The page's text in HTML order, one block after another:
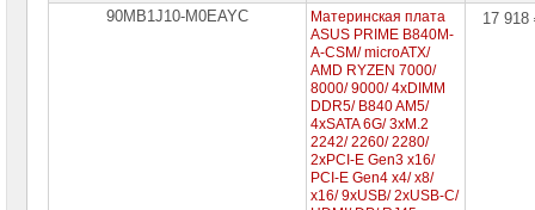
90MB1J10-M0EAYC
Материнская плата
ASUS PRIME B840M-
A-CSM/ microATX/
AMD RYZEN 7000/
8000/ 9000/ 4xDIMM
DDR5/ B840 AM5/
4xSATA 6G/ 3xM.2
2242/ 2260/ 2280/
2xPCI-E Gen3 x16/
PCI-E Gen4 x4/ x8/
x16/ 9xUSB/ 2xUSB-C/
17